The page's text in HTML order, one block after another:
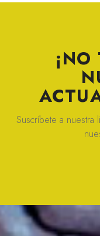
¡NO
Suscríbete a